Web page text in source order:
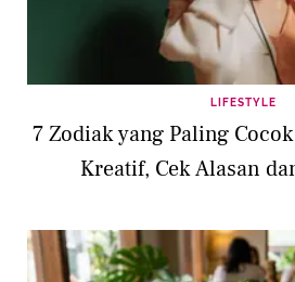
LIFESTYLE
7 Zodiak yang Paling
Kreatif, Cek Alasan